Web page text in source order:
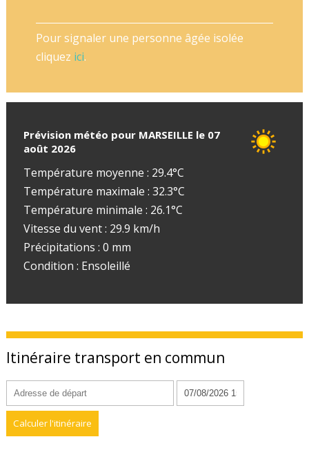
Pour signaler une personne âgée isolée
cliquez ici.
Prévision météo pour MARSEILLE le 07
août 2026
Température moyenne : 29.4°C
Température maximale : 32.3°C
Température minimale : 26.1°C
Vitesse du vent : 29.9 km/h
Précipitations : 0 mm
Condition : Ensoleillé
Itinéraire transport en commun